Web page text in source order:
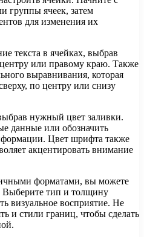
группы ячеек, затем
для изменения их
текста в ячейках, выбрав
или правому краю. Также
выравнивания, которая
по центру или снизу
нужный цвет заливки.
данные или обозначить
Цвет шрифта также
акцентировать внимание
форматами, вы можете
Выберите тип и толщину
визуальное восприятие. Не
и стили границ, чтобы сделать